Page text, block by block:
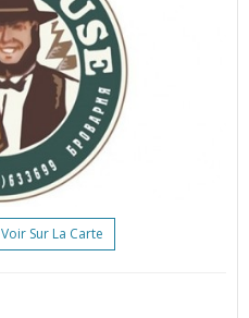
Voir Sur La Carte